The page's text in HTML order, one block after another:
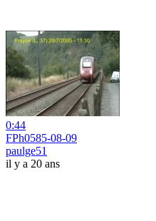
0:44
FPh0585-08-09
paulge51
il y a 20 ans